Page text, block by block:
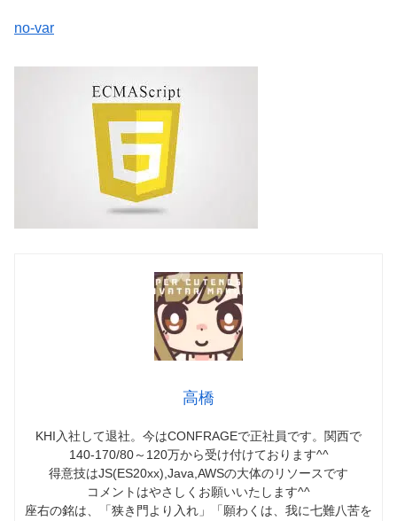
no-var
高橋
KHI入社して退社。今はCONFRAGEで正社員です。関西で
140-170/80～120万から受け付けております^^
得意技はJS(ES20xx),Java,AWSの大体のリソースです
コメントはやさしくお願いいたします^^
座右の銘は、「狭き門より入れ」「願わくは、我に七難八苦を